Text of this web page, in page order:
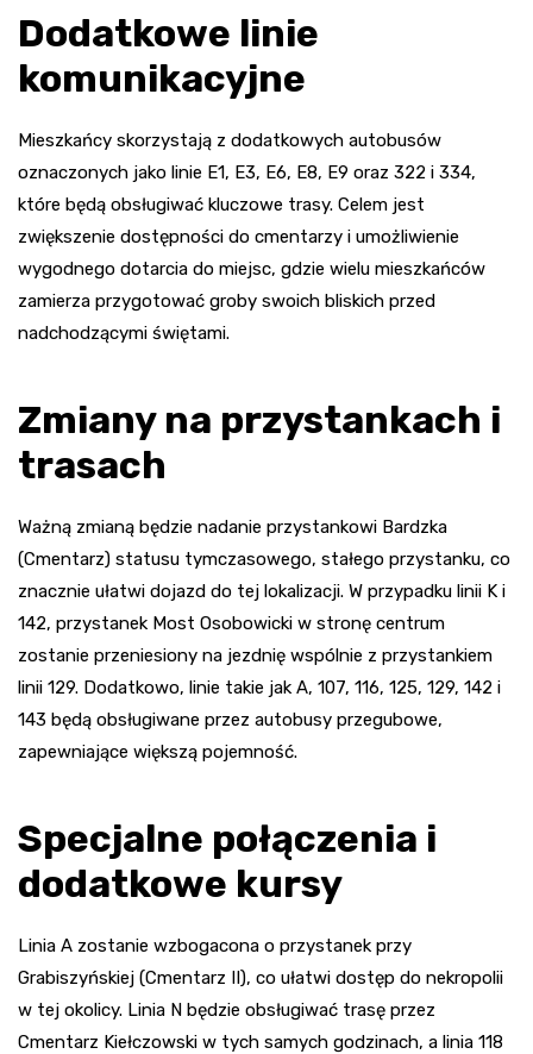
Dodatkowe linie
komunikacyjne
Mieszkańcy skorzystają z dodatkowych autobusów
oznaczonych jako linie E1, E3, E6, E8, E9 oraz 322 i 334,
które będą obsługiwać kluczowe trasy. Celem jest
zwiększenie dostępności do cmentarzy i umożliwienie
wygodnego dotarcia do miejsc, gdzie wielu mieszkańców
zamierza przygotować groby swoich bliskich przed
nadchodzącymi świętami.
Zmiany na przystankach i
trasach
Ważną zmianą będzie nadanie przystankowi Bardzka
(Cmentarz) statusu tymczasowego, stałego przystanku, co
znacznie ułatwi dojazd do tej lokalizacji. W przypadku linii K i
142, przystanek Most Osobowicki w stronę centrum
zostanie przeniesiony na jezdnię wspólnie z przystankiem
linii 129. Dodatkowo, linie takie jak A, 107, 116, 125, 129, 142 i
143 będą obsługiwane przez autobusy przegubowe,
zapewniające większą pojemność.
Specjalne połączenia i
dodatkowe kursy
Linia A zostanie wzbogacona o przystanek przy
Grabiszyńskiej (Cmentarz II), co ułatwi dostęp do nekropolii
w tej okolicy. Linia N będzie obsługiwać trasę przez
Cmentarz Kiełczowski w tych samych godzinach, a linia 118